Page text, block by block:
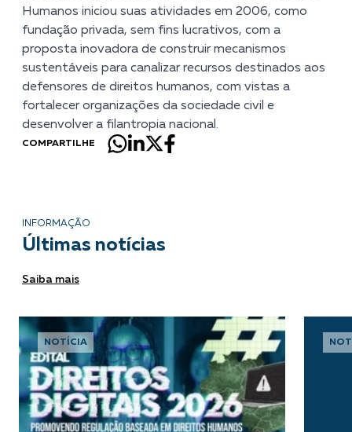
Humanos iniciou suas atividades em 2006, como
fundação privada, sem fins lucrativos, com a
proposta inovadora de construir mecanismos
sustentáveis para canalizar recursos destinados aos
defensores de direitos humanos, com vistas a
fortalecer organizações da sociedade civil e
desenvolver a filantropia nacional.
COMPARTILHE
INFORMAÇÃO
Últimas notícias
Saiba mais
NOTÍCIA